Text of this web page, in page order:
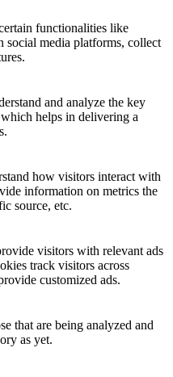
functionalities like
social media platforms, collect
and analyze the key
helps in delivering a
how visitors interact with
information on metrics the
source, etc.
visitors with relevant ads
track visitors across
customized ads.
that are being analyzed and
as yet.